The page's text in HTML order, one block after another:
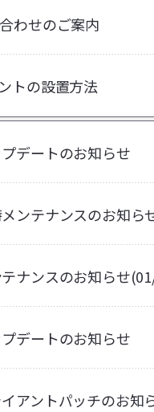
わせのご案内
トの設置方法
デートのお知らせ
ンテナンスのお知ら
ナンスのお知らせ
デートのお知らせ
アントパッチのお知